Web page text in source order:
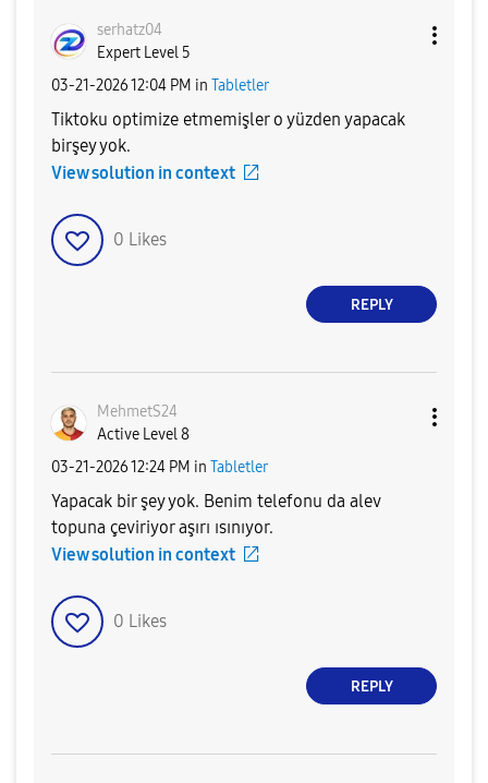
serhatz04
Expert Level 5
‎03-21-202612:04 PM in Tabletler
Tiktoku optimize etmemişler o yüzden yapacak
birşey yok.
View solution in context
0 Likes
REPLY
MehmetS24
Active Level 8
‎03-21-202612:24 PM in Tabletler
Yapacak bir şey yok. Benim telefonu da alev
topuna çeviriyor aşırı ısınıyor.
View solution in context
0 Likes
REPLY